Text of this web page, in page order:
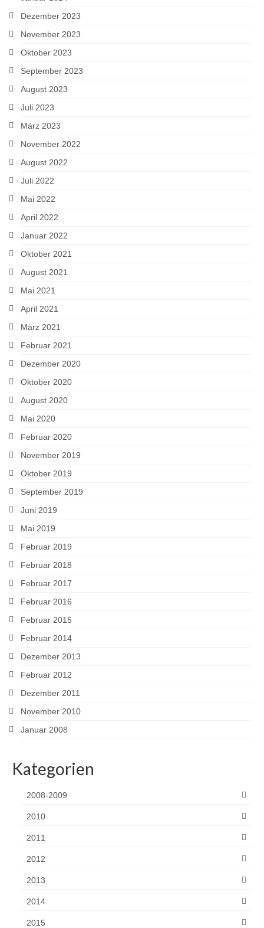
Dezember 2023
November 2023
Oktober 2023
September 2023
August 2023
Juli 2023
März 2023
November 2022
August 2022
Juli 2022
Mai 2022
April 2022
Januar 2022
Oktober 2021
August 2021
Mai 2021
April 2021
März 2021
Februar 2021
Dezember 2020
Oktober 2020
August 2020
Mai 2020
Februar 2020
November 2019
Oktober 2019
September 2019
Juni 2019
Mai 2019
Februar 2019
Februar 2018
Februar 2017
Februar 2016
Februar 2015
Februar 2014
Dezember 2013
Februar 2012
Dezember 2011
November 2010
Januar 2008
Kategorien
2008-2009
2010
2011
2012
2013
2014
2015